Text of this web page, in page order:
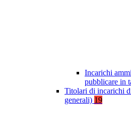
Incarichi
pubblicare in
Titolari di incarichi
generali) 19